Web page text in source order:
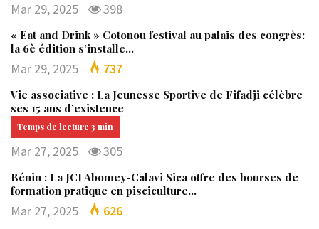
Mar 29, 2025 398
« Eat and Drink » Cotonou festival au palais des congrès:
la 6è édition s’installe…
Mar 29, 2025 737
Vie associative : La Jeunesse Sportive de Fifadji célèbre
ses 15 ans d’existence
Mar 27, 2025 305
Bénin : La JCI Abomey-Calavi Sica offre des bourses de
formation pratique en pisciculture…
Mar 27, 2025 626